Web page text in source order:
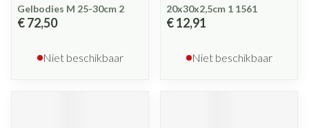
Gelbodies M 25-30cm 2
€ 72,50
Niet beschikbaar
20x30x2,5cm 1 1561
€ 12,91
Niet beschikbaar